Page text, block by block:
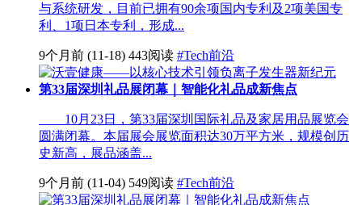
与系统研发，目前已拥有90余项国内专利及2项美国专
利、1项日本专利，形成...
9个月前 (11-18) 443阅读 #Tech前沿
第33届深圳礼品展闭幕｜智能化礼品成新焦点
10月23日，第33届深圳国际礼品及家居用品展览会
圆满闭幕。本届展会展览面积达30万平方米，规模创历
史新高，展品涵盖...
9个月前 (11-04) 549阅读 #Tech前沿